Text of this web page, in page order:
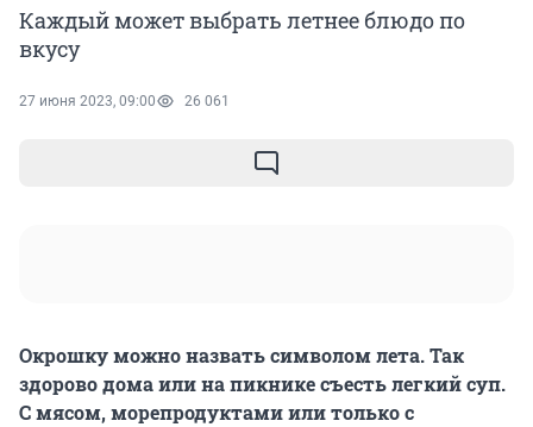
Каждый может выбрать летнее блюдо по
вкусу
27 июня 2023, 09:00 26 061
Окрошку можно назвать символом лета. Так
здорово дома или на пикнике съесть легкий суп.
С мясом, морепродуктами или только с